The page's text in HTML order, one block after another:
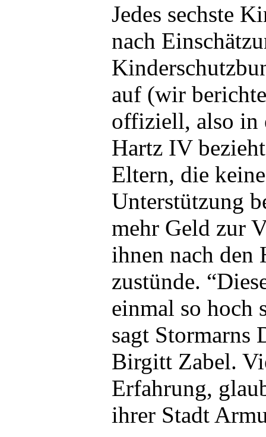
Jedes sechste
nach
auf (wir
offiziell, also in
Hartz IV
Eltern, die
Unterstützung
mehr Geld zur
ihnen nach den
zustünde.
einmal so hoch
sagt Stormarns
Birgitt Zabel.
Erfahrung,
ihrer Stadt